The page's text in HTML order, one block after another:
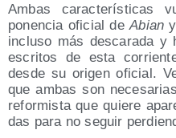
Ambas carac­te­rís­ti­cas
ponen­cia ofi­cial deAbian
inclu­so más des­ca­ra­da y
escri­tos de esta
des­de su ori­gen ofi­cial.
que ambas son
refor­mis­ta que quie­re
das para no seguir